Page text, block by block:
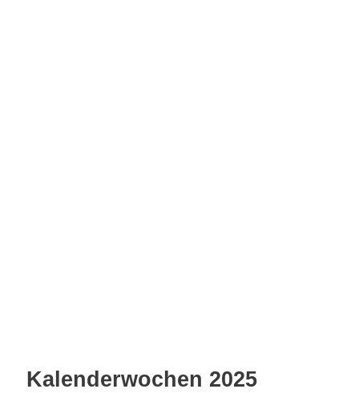
Kalenderwochen 2025